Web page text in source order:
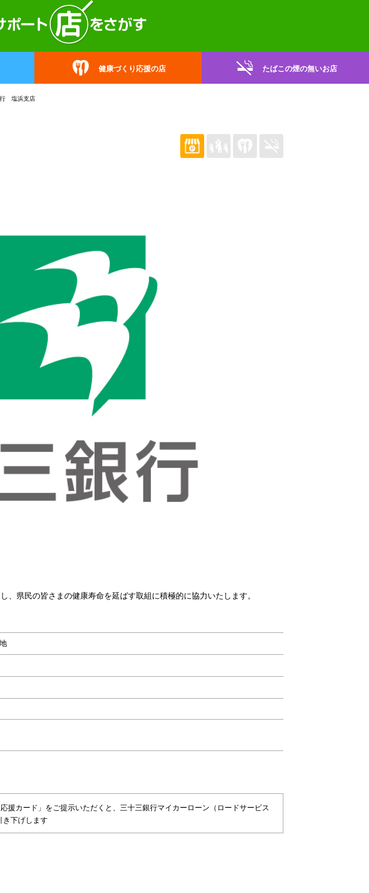
健康づくり応援の店 たばこの煙の無いお店
塩浜支店
、県民の皆さまの健康寿命を延ばす取組に積極的に協力いたします。
応援カード」をご提示いただくと、三十三銀行マイカーローン（ロードサービス
き下げします